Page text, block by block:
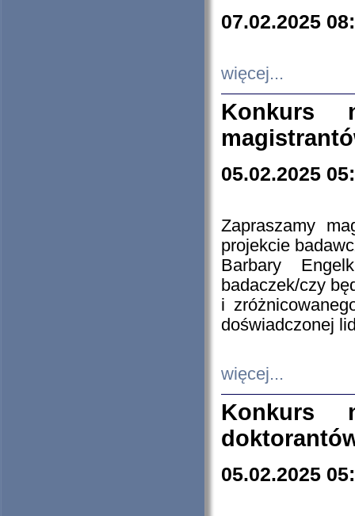
07.02.2025
więcej...
Konkurs
05.02.2025
Zapraszamy
projekcie
Barbary
badaczek/czy
i
doświadczonej
więcej...
Konkurs
05.02.2025